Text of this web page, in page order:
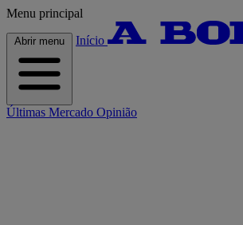
Menu principal
Abrir menu Início
Últimas Mercado Opinião